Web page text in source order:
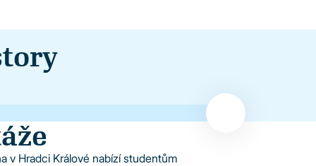
v Hradci Králové nabízí studentům